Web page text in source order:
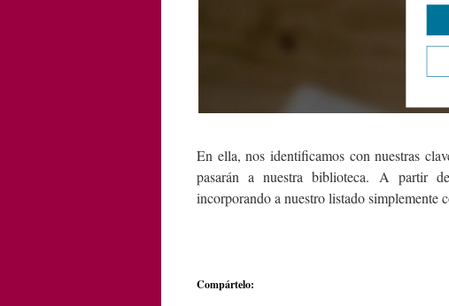
En ella, nos identificamos con nuestras
pasarán a nuestra biblioteca. A partir
incorporando a nuestro listado simplemente
Compártelo: